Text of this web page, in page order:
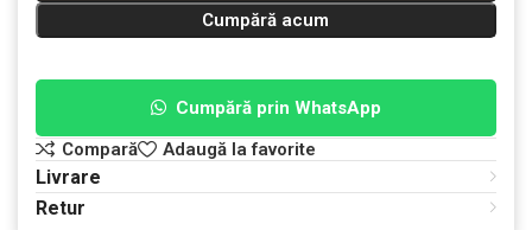
Cumpără acum
Cumpără prin WhatsApp
Compară
Adaugă la favorite
Livrare
Retur